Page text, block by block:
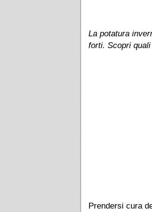
La potatura
forti. Scopri
Prendersi cura